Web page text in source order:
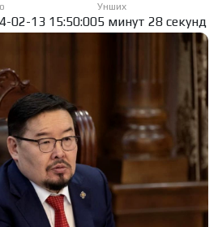
02-13 15:50:00
Унших
5 минут 28 секунд